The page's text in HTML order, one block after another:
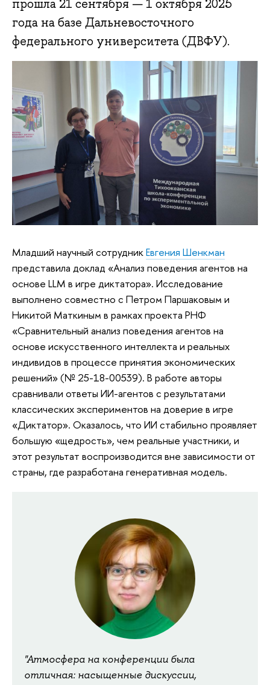
прошла 21 сентября — 1 октября 2025
года на базе Дальневосточного
федерального университета (ДВФУ).
Младший научный сотрудникЕвгения Шенкман
представила доклад «Анализ поведения агентов на
основе LLM в игре диктатора». Исследование
выполнено совместно с Петром Паршаковым и
Никитой Маткиным в рамках проекта РНФ
«Сравнительный анализ поведения агентов на
основе искусственного интеллекта и реальных
индивидов в процессе принятия экономических
решений» (№ 25-18-00539). В работе авторы
сравнивали ответы ИИ-агентов с результатами
классических экспериментов на доверие в игре
«Диктатор». Оказалось, что ИИ стабильно проявляет
большую «щедрость», чем реальные участники, и
этот результат воспроизводится вне зависимости от
страны, где разработана генеративная модель.
"Атмосфера на конференции была
отличная: насыщенные дискуссии,